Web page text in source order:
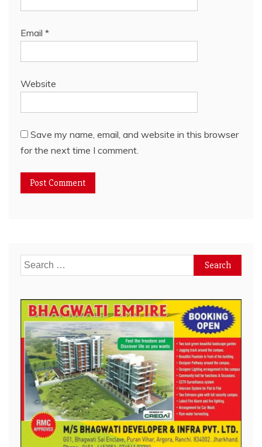
Email *
Website
Save my name, email, and website in this browser
for the next time I comment.
Search
for: